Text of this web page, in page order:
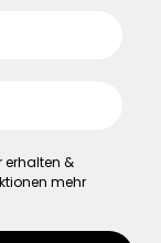
erhalten &
mehr